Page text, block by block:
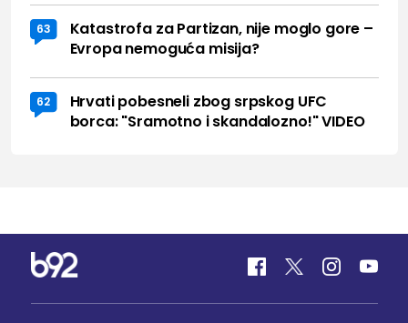
63
Katastrofa za Partizan, nije moglo gore –
Evropa nemoguća misija?
62
Hrvati pobesneli zbog srpskog UFC
borca: "Sramotno i skandalozno!" VIDEO